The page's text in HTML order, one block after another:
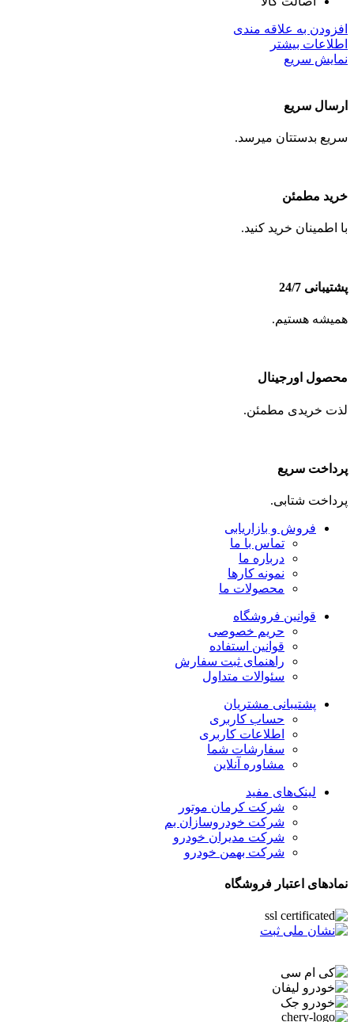
افزودن به علاقه مندی
اطلاعات بیشتر
نمایش سریع
ارسال سریع
سریع بدستتان میرسد.
خرید مطمئن
با اطمینان خرید کنید.
پشتیبانی 24/7
همیشه هستیم.
محصول اورجینال
لذت خریدی مطمئن.
پرداخت سریع
پرداخت شتابی.
فروش و بازاریابی
تماس با ما
درباره ما
نمونه کارها
محصولات ما
قوانین فروشگاه
حریم خصوصی
قوانین استفاده
راهنمای ثبت سفارش
سئوالات متداول
پشتیبانی مشتریان
حساب کاربری
اطلاعات کاربری
سفارشات شما
مشاوره آنلاین
لینک‌های مفید
شرکت کرمان موتور
شرکت خودروسازان بم
شرکت مدیران خودرو
شرکت بهمن خودرو
نمادهای اعتبار فروشگاه